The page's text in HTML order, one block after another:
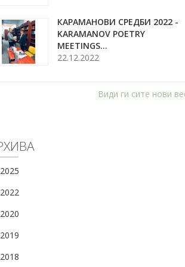
КАРАМАНОВИ СРЕДБИ 2022 -
KARAMANOV POETRY
MEETINGS...
22.12.2022
Види ги сите нови